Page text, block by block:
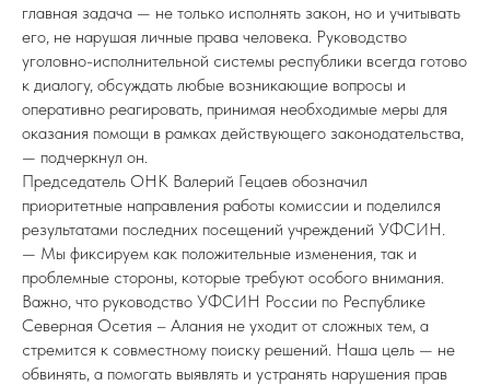
главная задача — не только исполнять закон, но и учитывать
его, не нарушая личные права человека. Руководство
уголовно-исполнительной системы республики всегда готово
к диалогу, обсуждать любые возникающие вопросы и
оперативно реагировать, принимая необходимые меры для
оказания помощи в рамках действующего законодательства,
— подчеркнул он.
Председатель ОНК Валерий Гецаев обозначил
приоритетные направления работы комиссии и поделился
результатами последних посещений учреждений УФСИН.
— Мы фиксируем как положительные изменения, так и
проблемные стороны, которые требуют особого внимания.
Важно, что руководство УФСИН России по Республике
Северная Осетия – Алания не уходит от сложных тем, а
стремится к совместному поиску решений. Наша цель — не
обвинять, а помогать выявлять и устранять нарушения прав